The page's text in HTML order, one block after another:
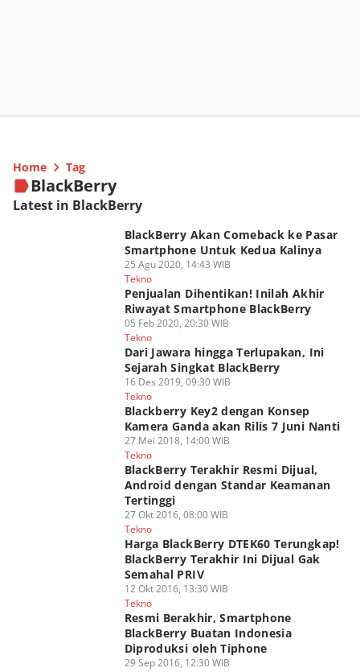
Home Tag
BlackBerry
Latest in BlackBerry
BlackBerry Akan Comeback ke Pasar
Smartphone Untuk Kedua Kalinya
25 Agu 2020, 14:43 WIB
Tekno
Penjualan Dihentikan! Inilah Akhir
Riwayat Smartphone BlackBerry
05 Feb 2020, 20:30 WIB
Tekno
Dari Jawara hingga Terlupakan, Ini
Sejarah Singkat BlackBerry
16 Des 2019, 09:30 WIB
Tekno
Blackberry Key2 dengan Konsep
Kamera Ganda akan Rilis 7 Juni Nanti
27 Mei 2018, 14:00 WIB
Tekno
BlackBerry Terakhir Resmi Dijual,
Android dengan Standar Keamanan
Tertinggi
27 Okt 2016, 08:00 WIB
Tekno
Harga BlackBerry DTEK60 Terungkap!
BlackBerry Terakhir Ini Dijual Gak
Semahal PRIV
12 Okt 2016, 13:30 WIB
Tekno
Resmi Berakhir, Smartphone
BlackBerry Buatan Indonesia
Diproduksi oleh Tiphone
29 Sep 2016, 12:30 WIB